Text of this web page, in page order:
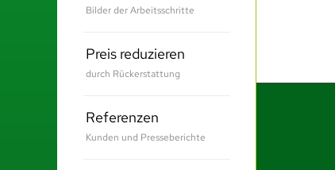
Bilder der Arbeitsschritte
Preis reduzieren
durch Rückerstattung
Referenzen
Kunden und Presseberichte